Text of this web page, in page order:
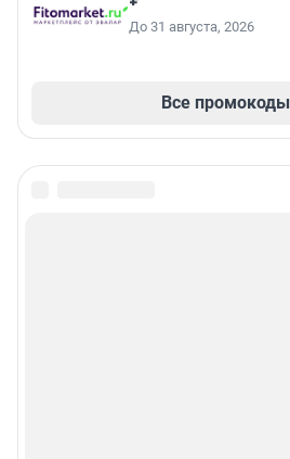
До 31 августа, 2026
Все промокоды